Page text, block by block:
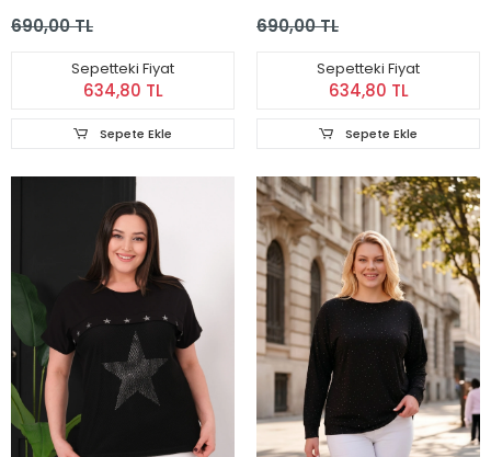
690,00 TL
Sepetteki Fiyat
634,80 TL
Sepete Ekle
690,00 TL
Sepetteki Fiyat
634,80 TL
Sepete Ekle